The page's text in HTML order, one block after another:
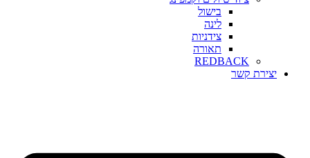
בישול
לינה
צידניות
תאורה
REDBACK
יצירת קשר